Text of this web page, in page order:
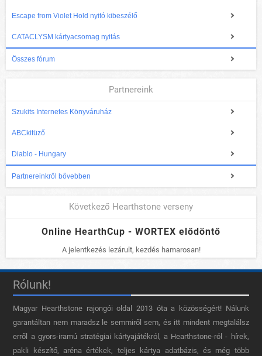
Escape from Violet Hold nyitó kibeszélő
CATACLYSM kártyacsomag nyitás
Összes fórum
Partnereink
Szukits Internetes Könyváruház
ABCkitüző
Diablo - Hungary
Partnereinkről bővebben
Következő Hearthstone verseny
Online HearthCup - WORTEX elődöntő
A jelentkezés lezárult, kezdés hamarosan!
Rólunk!
Magyar Hearthstone​ rajongói oldal 2013 óta a közösségért! Nálunk
garantáltan nem maradsz le semmiről sem, és itt mindent megtalálsz
erről a gyors-iramú stratégiai kártyajátékról, a Hearthstone-ról - hírek,
pakli készítő, aréna értékek, teljes kártya adatbázis, és még több